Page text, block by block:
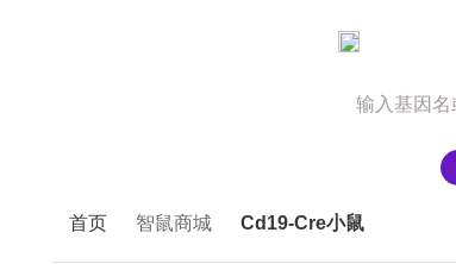
首页 智鼠商城 Cd19-Cre小鼠